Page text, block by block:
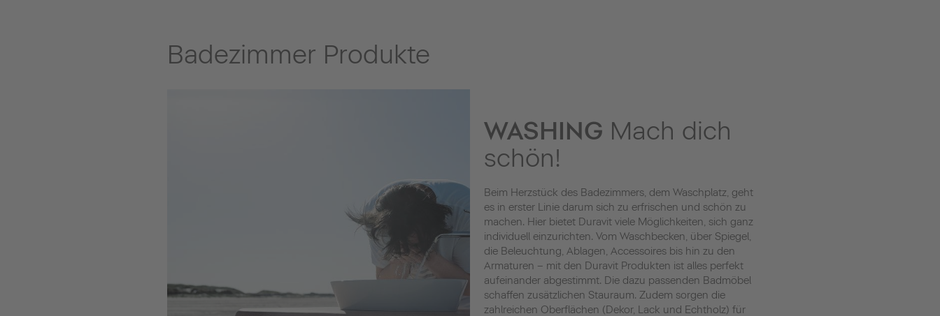
Badezimmer Produkte
WASHING Mach dich
schön!
Beim Herzstück des Badezimmers, dem Waschplatz, geht
es in erster Linie darum sich zu erfrischen und schön zu
machen. Hier bietet Duravit viele Möglichkeiten, sich ganz
individuell einzurichten. Vom Waschbecken, über Spiegel,
die Beleuchtung, Ablagen, Accessoires bis hin zu den
Armaturen – mit den Duravit Produkten ist alles perfekt
aufeinander abgestimmt. Die dazu passenden Badmöbel
schaffen zusätzlichen Stauraum. Zudem sorgen die
zahlreichen Oberflächen (Dekor, Lack und Echtholz) für